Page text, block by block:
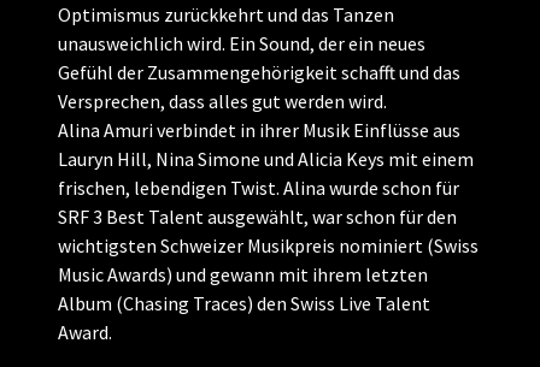
Optimismus zurückkehrt und das Tanzen
unausweichlich wird. Ein Sound, der ein neues
Gefühl der Zusammengehörigkeit schafft und das
Versprechen, dass alles gut werden wird.
Alina Amuri verbindet in ihrer Musik Einflüsse aus
Lauryn Hill, Nina Simone und Alicia Keys mit einem
frischen, lebendigen Twist. Alina wurde schon für
SRF 3 Best Talent ausgewählt, war schon für den
wichtigsten Schweizer Musikpreis nominiert (Swiss
Music Awards) und gewann mit ihrem letzten
Album (Chasing Traces) den Swiss Live Talent
Award.